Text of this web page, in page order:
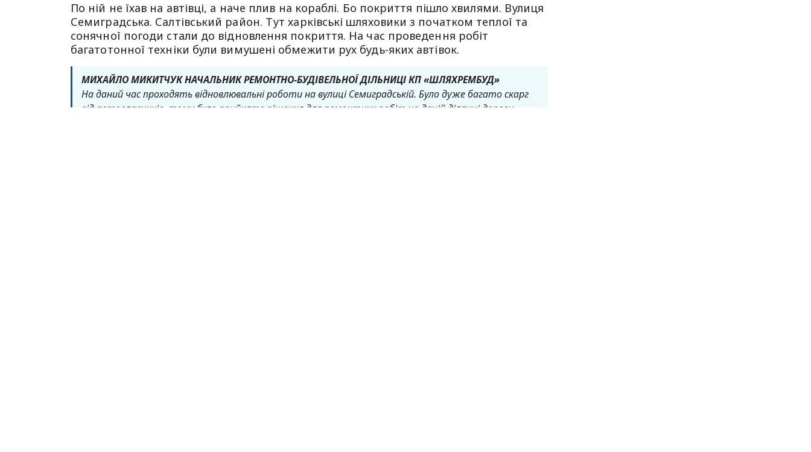
По ній не їхав на автівці, а наче плив на кораблі. Бо покриття пішло хвилями. Вулиця
Семиградська. Салтівський район. Тут харківські шляховики з початком теплої та
сонячної погоди стали до відновлення покриття. На час проведення робіт
багатотонної техніки були вимушені обмежити рух будь-яких автівок.
МИХАЙЛО МИКИТЧУК НАЧАЛЬНИК РЕМОНТНО-БУДІВЕЛЬНОЇ ДІЛЬНИЦІ КП «ШЛЯХРЕМБУД»
На даний час проходять відновлювальні роботи на вулиці Семиградській. Було дуже багато скарг
від автовласників, тому було прийняте рішення для ремонтних робіт на даній ділянці дороги.